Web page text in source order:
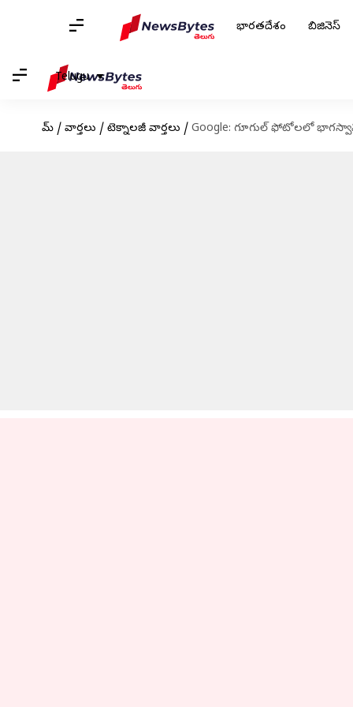
భారతదేశం బిజినెస్
Telugu
హోమ్ / వార్తలు / టెక్నాలజీ వార్తలు / Google: గూగుల్ ఫోటోలలో